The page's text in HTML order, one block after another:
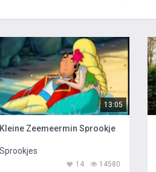
13:05
Kleine Zeemeermin Sprookje
Sprookjes
14580
14